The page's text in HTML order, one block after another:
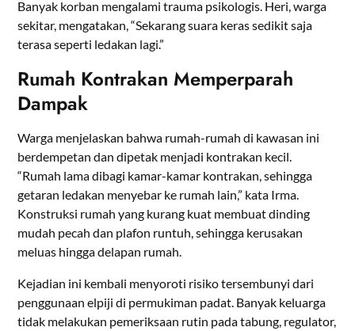
Banyak korban mengalami trauma psikologis. Heri, warga
sekitar, mengatakan, “Sekarang suara keras sedikit saja
terasa seperti ledakan lagi.”
Rumah Kontrakan Memperparah
Dampak
Warga menjelaskan bahwa rumah-rumah di kawasan ini
berdempetan dan dipetak menjadi kontrakan kecil.
“Rumah lama dibagi kamar-kamar kontrakan, sehingga
getaran ledakan menyebar ke rumah lain,” kata Irma.
Konstruksi rumah yang kurang kuat membuat dinding
mudah pecah dan plafon runtuh, sehingga kerusakan
meluas hingga delapan rumah.
Kejadian ini kembali menyoroti risiko tersembunyi dari
penggunaan elpiji di permukiman padat. Banyak keluarga
tidak melakukan pemeriksaan rutin pada tabung, regulator,